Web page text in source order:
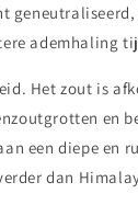
ademhaling
Het zout is
en
een diepe en
dan